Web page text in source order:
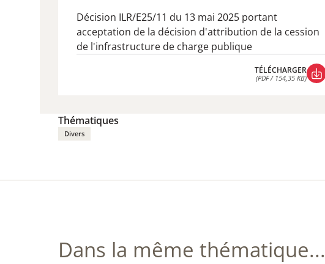
Décision ILR/E25/11 du 13 mai 2025 portant
acceptation de la décision d'attribution de la cession
de l'infrastructure de charge publique
TÉLÉCHARGER
(PDF / 154,35 KB)
Thématiques
Divers
Dans la même thématique...